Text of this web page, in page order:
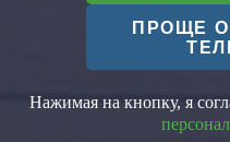
ПРОЩЕ
Нажимая на кнопку, я